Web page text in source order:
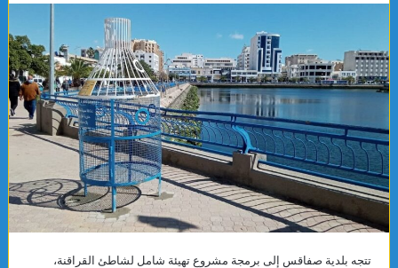
تتجه بلدية صفاقس إلى برمجة مشروع تهيئة شامل لشاطئ القراقنة،